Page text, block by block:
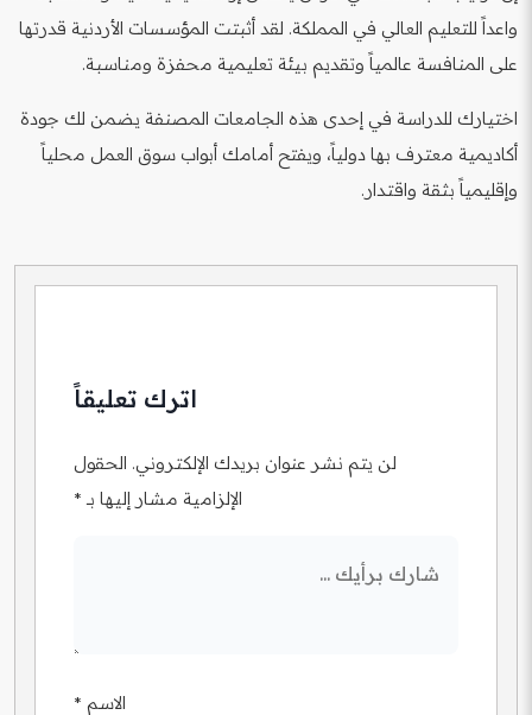
واعداً للتعليم العالي في المملكة. لقد أثبتت المؤسسات الأردنية قدرتها
على المنافسة عالمياً وتقديم بيئة تعليمية محفزة ومناسبة.
اختيارك للدراسة في إحدى هذه الجامعات المصنفة يضمن لك جودة
أكاديمية معترف بها دولياً، ويفتح أمامك أبواب سوق العمل محلياً
وإقليمياً بثقة واقتدار.
اترك تعليقاً
لن يتم نشر عنوان بريدك الإلكتروني. الحقول
الإلزامية مشار إليها بـ *
الاسم *